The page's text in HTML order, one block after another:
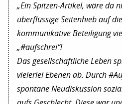
„Ein Spitzen-Artikel, wäre da
überflüssige Seitenhieb auf
kommunikative Beteiligung
„#aufschrei“!
Das gesellschaftliche Leben
vielerlei Ebenen ab. Durch
spontane Neudiskussion